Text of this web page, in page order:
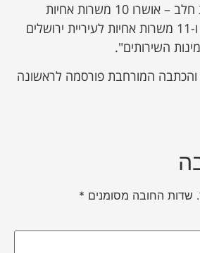
הציבור בתחנות טיפת חלב – אושרו 10 משרות אחיות
כתגבור מחוז ירושלים ו-11 משרות אחיות לעיריית ירושלים
השירותים".
והכתבה המורחבת פורסמה לראשונה
שדות החובה מסומנים *